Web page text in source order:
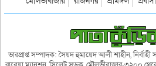
ভারপ্রাপ্ত সম্পাদক: সৈয়দ হুমায়েদ আলী শাহীন,